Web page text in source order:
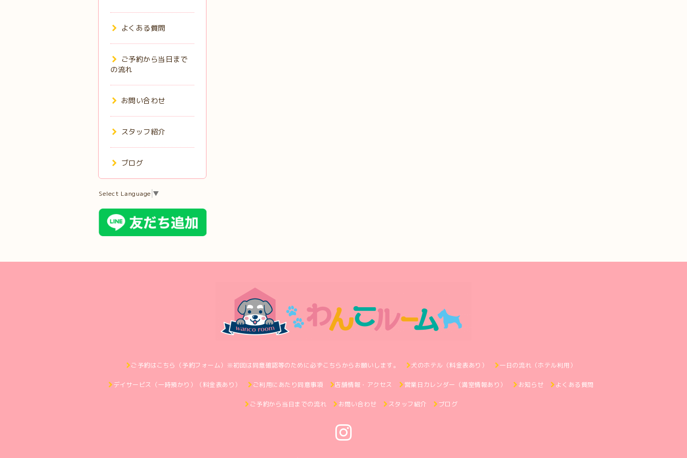
よくある質問
ご予約から当日まで
の流れ
お問い合わせ
スタッフ紹介
ブログ
Select Language ▼
ご予約はこちら（予約フォーム）※初回は同意確認等のために必ずこちらからお願いします。 犬のホテル（料金表あり） 一日の流れ（ホテル利用）
デイサービス（一時預かり）（料金表あり） ご利用にあたり同意事項 店舗情報・アクセス 営業日カレンダー（満室情報あり） お知らせ よくある質問
ご予約から当日までの流れ お問い合わせ スタッフ紹介 ブログ